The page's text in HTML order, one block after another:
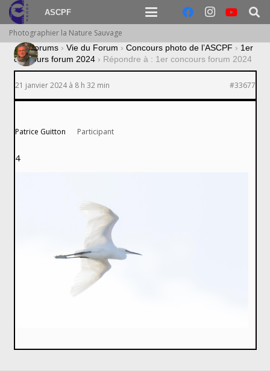
ASCPF
Photographier la Nature Sauvage
› Forums › Vie du Forum › Concours photo de l’ASCPF › 1er
concours forum 2024 › Répondre à : 1er concours forum 2024
21 janvier 2024 à 8 h 32 min #33677
Patrice Guitton Participant
4